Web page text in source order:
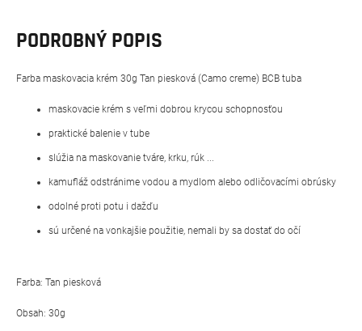
PODROBNÝ POPIS
Farba maskovacia krém 30g Tan piesková (Camo creme) BCB tuba
maskovacie krém s veľmi dobrou krycou schopnosťou
praktické balenie v tube
slúžia na maskovanie tváre, krku, rúk ...
kamufláž odstránime vodou a mydlom alebo odličovacími obrúsky
odolné proti potu i dažďu
sú určené na vonkajšie použitie, nemali by sa dostať do očí
Farba: Tan piesková
Obsah: 30g